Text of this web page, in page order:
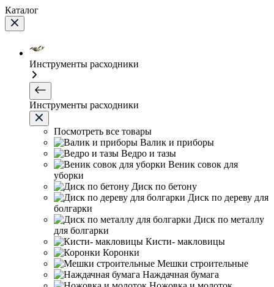
Каталог
Инструменты расходники
Инструменты расходники
Посмотреть все товары
Валик и приборы
Ведро и тазы
Веник совок для
уборки
Диск по бетону
Диск по дереву для
болгарки
Диск по металлу
для болгарки
Кисти- макловицы
Коронки
Мешки строительные
Наждачная бумага